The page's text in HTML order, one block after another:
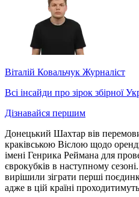
Віталій Ковальчук Журналіст
Всі інсайди про зірок збірної
Дізнавайся першим
Донецький Шахтар вів
краківською Віслою щодо
імені Генрика Реймана для
єврокубків в наступному
вирішили зіграти перші
адже в цій країні